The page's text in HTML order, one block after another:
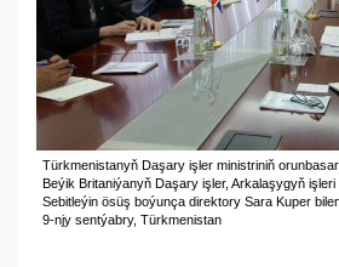
Türkmenistanyň Daşary işler ministriniň
Beýik Britaniýanyň Daşary işler, Arkalaşygyň
Sebitleýin ösüş boýunça direktory Sara Kuper
9-njy sentýabry, Türkmenistan